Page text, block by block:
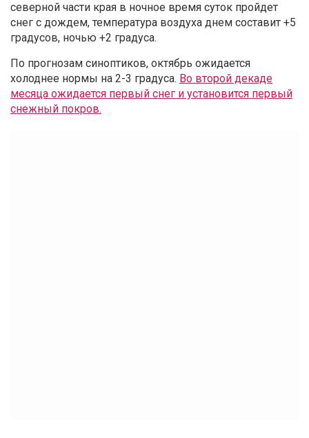
северной части края в ночное время суток пройдет
снег с дождем, температура воздуха днем составит +5
градусов, ночью +2 градуса.
По прогнозам синоптиков, октябрь ожидается
холоднее нормы на 2-3 градуса. Во второй декаде
месяца ожидается первый снег и установится первый
снежный покров.